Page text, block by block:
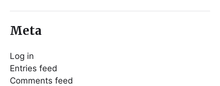
Meta
Log in
Entries feed
Comments feed